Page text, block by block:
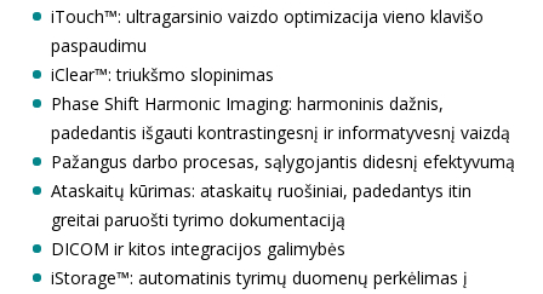
iTouch™: ultragarsinio vaizdo optimizacija vieno klavišo
paspaudimu
iClear™: triukšmo slopinimas
Phase Shift Harmonic Imaging: harmoninis dažnis,
padedantis išgauti kontrastingesnį ir informatyvesnį vaizdą
Pažangus darbo procesas, sąlygojantis didesnį efektyvumą
Ataskaitų kūrimas: ataskaitų ruošiniai, padedantys itin
greitai paruošti tyrimo dokumentaciją
DICOM ir kitos integracijos galimybės
iStorage™: automatinis tyrimų duomenų perkėlimas į